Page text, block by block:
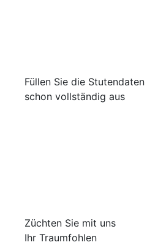
Füllen Sie die Stutendaten
schon vollständig aus
Züchten Sie mit uns
Ihr Traumfohlen